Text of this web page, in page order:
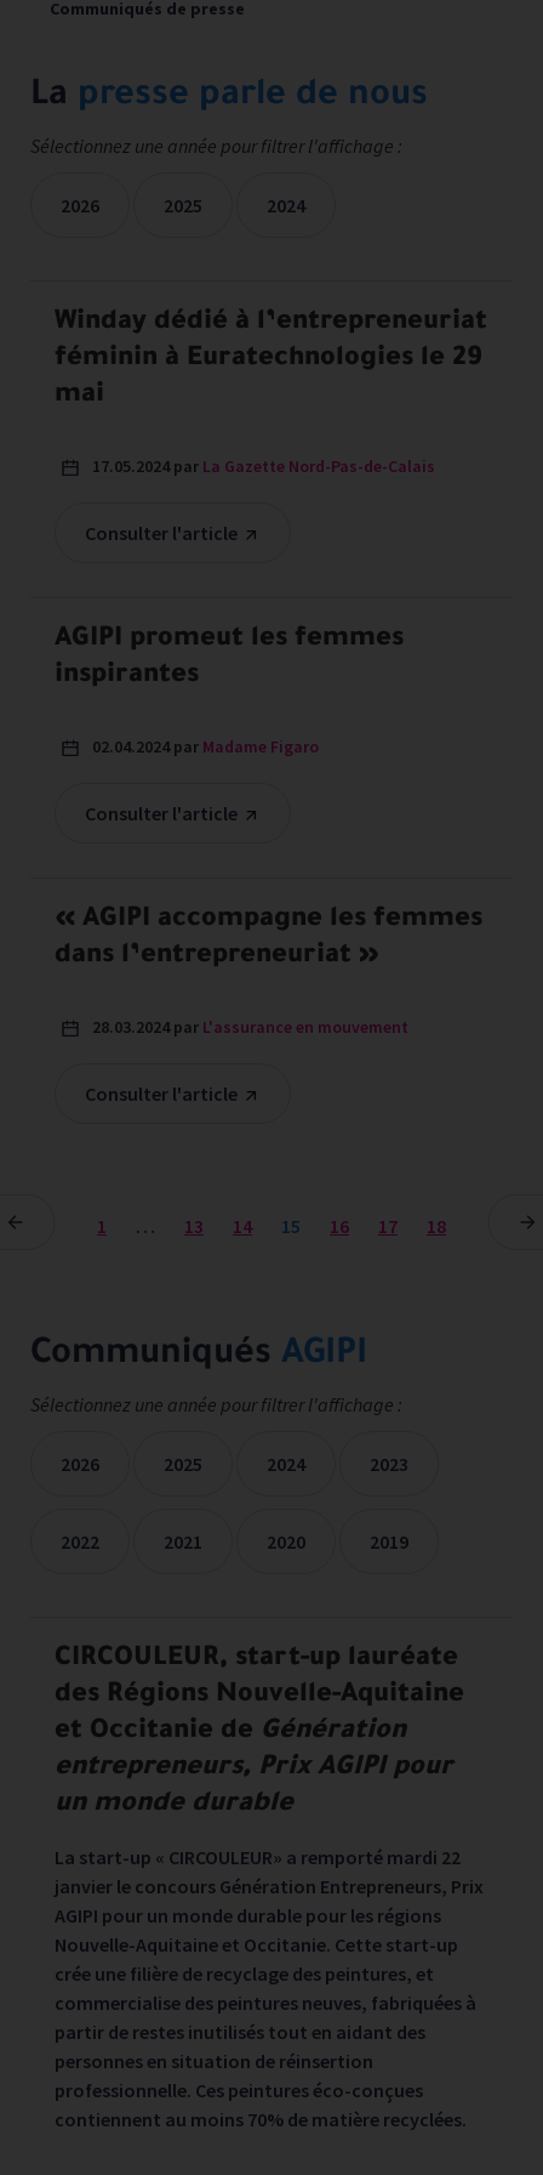
Communiqués de presse
La presse parle de nous
Sélectionnez une année pour filtrer l'affichage :
2026 2025 2024
Winday dédié à l’entrepreneuriat
féminin à Euratechnologies le 29
mai
Consulter l'article
17.05.2024 par La Gazette Nord-Pas-de-Calais
AGIPI promeut les femmes
inspirantes
Consulter l'article
02.04.2024 par Madame Figaro
« AGIPI accompagne les femmes
dans l’entrepreneuriat »
Consulter l'article
28.03.2024 par L'assurance en mouvement
1 … 13 14 15 16 17 18
Communiqués AGIPI
Sélectionnez une année pour filtrer l'affichage :
2026 2025 2024 2023
2022 2021 2020 2019
CIRCOULEUR, start-up lauréate
des Régions Nouvelle-Aquitaine
et Occitanie de Génération
entrepreneurs, Prix AGIPI pour
un monde durable
La start-up « CIRCOULEUR» a remporté mardi 22
janvier le concours Génération Entrepreneurs, Prix
AGIPI pour un monde durable pour les régions
Nouvelle-Aquitaine et Occitanie. Cette start-up
crée une filière de recyclage des peintures, et
commercialise des peintures neuves, fabriquées à
partir de restes inutilisés tout en aidant des
personnes en situation de réinsertion
professionnelle. Ces peintures éco-conçues
contiennent au moins 70% de matière recyclées.